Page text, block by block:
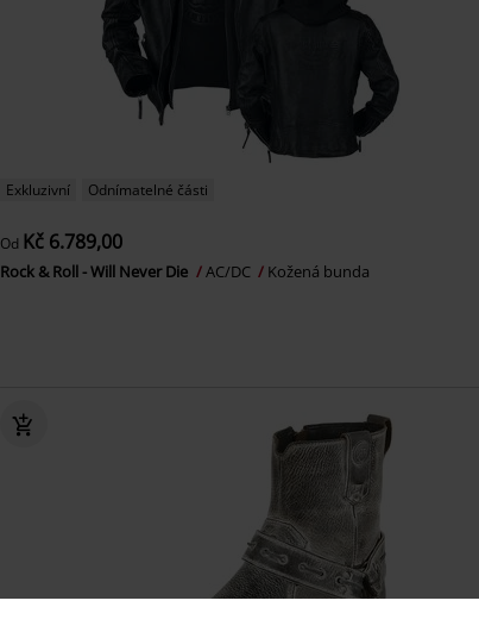
Exkluzivní Odnímatelné části
Od Kč 6.789,00
Rock & Roll - Will Never Die AC/DC Kožená bunda